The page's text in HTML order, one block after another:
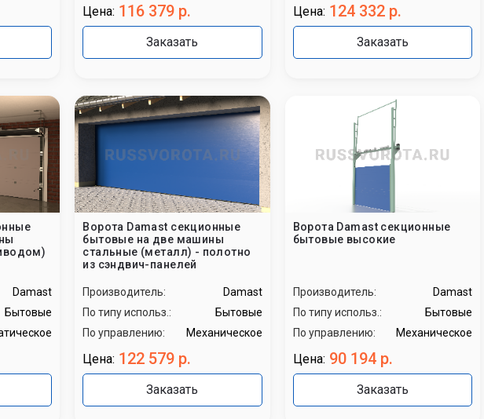
Цена: 116 379 р.
Заказать
Цена: 124 332 р.
Заказать
Damast
Бытовые
Ворота Damast секционные
бытовые на две машины
стальные (металл) - полотно
из сэндвич-панелей
Производитель:
Damast
По типу использ.:
Бытовые
По управлению:
Механическое
Цена: 122 579 р.
Заказать
Ворота Damast секционные
бытовые высокие
Производитель:
Damast
По типу использ.:
Бытовые
По управлению:
Механическое
Цена: 90 194 р.
Заказать